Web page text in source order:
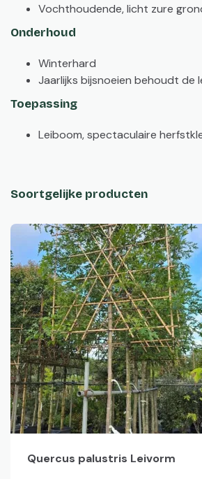
Vochthoudende, licht zure
Onderhoud
Winterhard
Jaarlijks bijsnoeien behoudt de
Toepassing
Leiboom, spectaculaire
Soortgelijke producten
Quercus palustris Leivorm